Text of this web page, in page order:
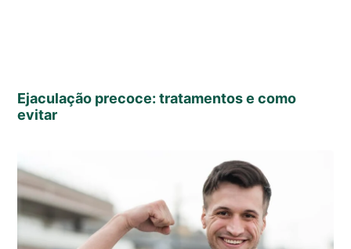
Ejaculação precoce: tratamentos e como
evitar